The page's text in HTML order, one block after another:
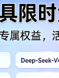
举报